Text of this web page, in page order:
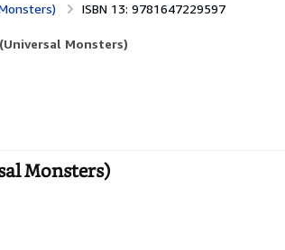
ISBN 13: 9781647229597
Monsters)
Monsters)